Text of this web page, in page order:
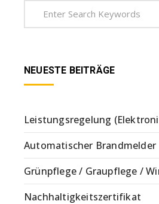
NEUESTE BEITRÄGE
Leistungsregelung
Automatischer Brandmelder
Grünpflege / Graupflege /
Nachhaltigkeitszertifikat